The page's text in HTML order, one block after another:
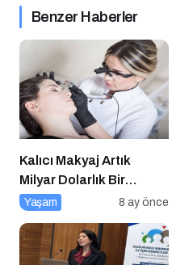
Benzer Haberler
Kalıcı Makyaj Artık
Milyar Dolarlık Bir
Endüstri
Yaşam 8 ay önce